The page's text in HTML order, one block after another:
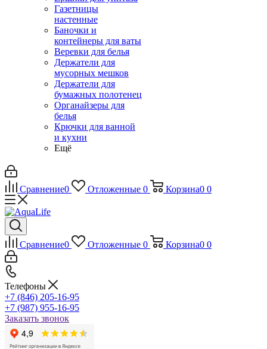
Газетницы
настенные
Баночки и
контейнеры для ваты
Веревки для белья
Держатели для
мусорных мешков
Держатели для
бумажных полотенец
Органайзеры для
белья
Крючки для ванной
и кухни
Ещё
Сравнение0 Отложенные 0 Корзина0 0
Сравнение0 Отложенные 0 Корзина0 0
Телефоны
+7 (846) 205-16-95
+7 (987) 955-16-95
Заказать звонок